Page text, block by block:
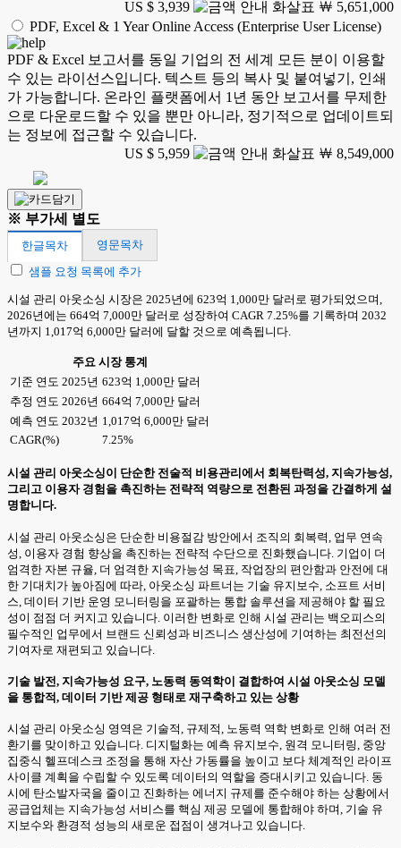
US $ 3,939
￦ 5,651,000
PDF, Excel & 1 Year Online Access (Enterprise User License)
PDF & Excel 보고서를 동일 기업의 전 세계 모든 분이 이용할
수 있는 라이선스입니다. 텍스트 등의 복사 및 붙여넣기, 인쇄
가 가능합니다. 온라인 플랫폼에서 1년 동안 보고서를 무제한
으로 다운로드할 수 있을 뿐만 아니라, 정기적으로 업데이트되
는 정보에 접근할 수 있습니다.
US $ 5,959
￦ 8,549,000
※ 부가세 별도
한글목차
영문목차
샘플 요청 목록에 추가
시설 관리 아웃소싱 시장은 2025년에 623억 1,000만 달러로 평가되었으며,
2026년에는 664억 7,000만 달러로 성장하여 CAGR 7.25%를 기록하며 2032
년까지 1,017억 6,000만 달러에 달할 것으로 예측됩니다.
주요 시장 통계
기준 연도 2025년 623억 1,000만 달러
추정 연도 2026년 664억 7,000만 달러
예측 연도 2032년 1,017억 6,000만 달러
CAGR(%)
7.25%
시설 관리 아웃소싱이 단순한 전술적 비용관리에서 회복탄력성, 지속가능성,
그리고 이용자 경험을 촉진하는 전략적 역량으로 전환된 과정을 간결하게 설
명합니다.
시설 관리 아웃소싱은 단순한 비용절감 방안에서 조직의 회복력, 업무 연속
성, 이용자 경험 향상을 촉진하는 전략적 수단으로 진화했습니다. 기업이 더
엄격한 자본 규율, 더 엄격한 지속가능성 목표, 작업장의 편안함과 안전에 대
한 기대치가 높아짐에 따라, 아웃소싱 파트너는 기술 유지보수, 소프트 서비
스, 데이터 기반 운영 모니터링을 포괄하는 통합 솔루션을 제공해야 할 필요
성이 점점 더 커지고 있습니다. 이러한 변화로 인해 시설 관리는 백오피스의
필수적인 업무에서 브랜드 신뢰성과 비즈니스 생산성에 기여하는 최전선의
기여자로 재편되고 있습니다.
기술 발전, 지속가능성 요구, 노동력 동역학이 결합하여 시설 아웃소싱 모델
을 통합적, 데이터 기반 제공 형태로 재구축하고 있는 상황
시설 관리 아웃소싱 영역은 기술적, 규제적, 노동력 역학 변화로 인해 여러 전
환기를 맞이하고 있습니다. 디지털화는 예측 유지보수, 원격 모니터링, 중앙
집중식 헬프데스크 조정을 통해 자산 가동률을 높이고 보다 체계적인 라이프
사이클 계획을 수립할 수 있도록 데이터의 역할을 증대시키고 있습니다. 동
시에 탄소발자국을 줄이고 진화하는 에너지 규제를 준수해야 하는 상황에서
공급업체는 지속가능성 서비스를 핵심 제공 모델에 통합해야 하며, 기술 유
지보수와 환경적 성능의 새로운 접점이 생겨나고 있습니다.